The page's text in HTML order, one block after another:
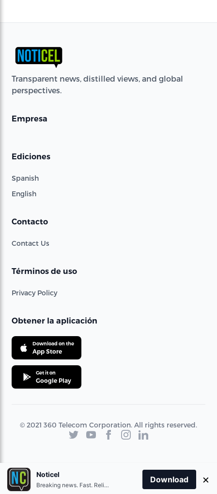
Transparent news, distilled views, and global
perspectives.
Empresa
Ediciones
Spanish
English
Contacto
Contact Us
Términos de uso
Privacy Policy
Obtener la aplicación
Download on the
App Store
Get it on
Google Play
© 2021 360 Telecom Corporation. All rights reserved.
Noticel
Breaking news. Fast. Reliable.
Download ×